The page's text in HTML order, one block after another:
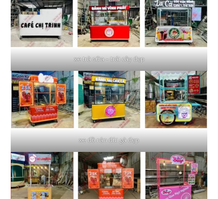
xe trà sữa – trái cây đẹp
xe đồ rán đùi gà đẹp